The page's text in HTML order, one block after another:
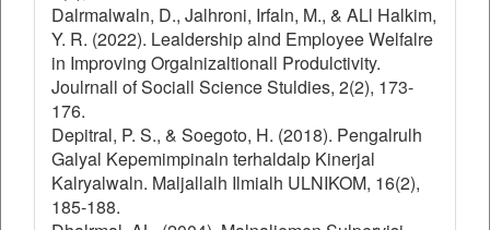
Dalrmalwaln, D., Jalhroni, Irfaln, M., & ALl Halkim,
Y. R. (2022). Lealdership alnd Employee Welfalre
in Improving Orgalnizaltionall Produlctivity.
Joulrnall of Sociall Science Stuldies, 2(2), 173-
176.
Depitral, P. S., & Soegoto, H. (2018). Pengalrulh
Galyal Kepemimpinaln terhaldalp Kinerjal
Kalryalwaln. Maljallalh Ilmialh ULNIKOM, 16(2),
185-188.